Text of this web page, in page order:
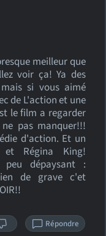
meilleur que
voir ça! Ya des
si vous aimé
de L'action et une
le film a regarder
pas manquer!!!
d'action. Et un
et Régina King!
peu dépaysant :
de grave c'et
Répondre